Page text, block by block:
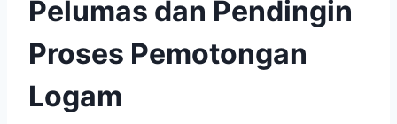
Pelumas dan Pendingin
Proses Pemotongan
Logam